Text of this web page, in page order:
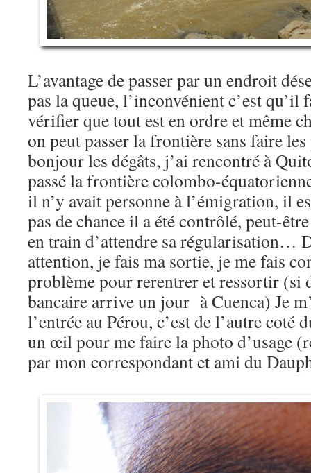
L’avantage de passer par un endroit
pas la queue, l’inconvénient c’est qu’il
vérifier que tout est en ordre et même
on peut passer la frontière sans faire
bonjour les dégâts, j’ai rencontré à
passé la frontière colombo-
il n’y avait personne à l’émigration, il
pas de chance il a été contrôlé, peut-
en train d’attendre sa régularisation…
attention, je fais ma sortie, je me fais
problème pour rerentrer et ressortir (si
bancaire arrive un jour à Cuenca) Je
l’entrée au Pérou, c’est de l’autre coté
un œil pour me faire la photo d’usage
par mon correspondant et ami du